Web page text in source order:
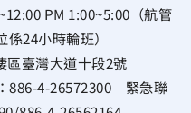
PM 1:00~5:00（航管
24小時輪班）
區臺灣大道十段2號
886-4-26572300 緊急聯